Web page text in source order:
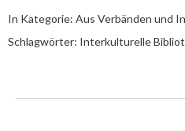
In Kategorie: Aus Verbänden und
Schlagwörter: Interkulturelle